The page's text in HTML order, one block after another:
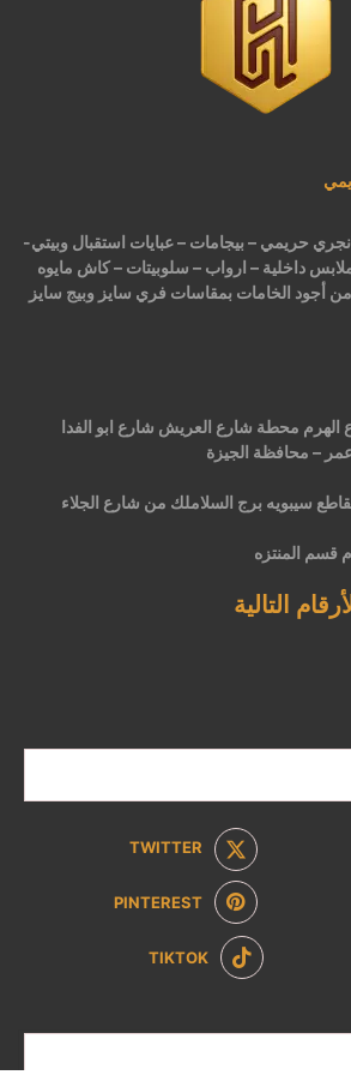
حريمي – بيجامات – عبايات استقبال وبيتي-
داخلية – ارواب – سلوبيتات – كاش مايوه
أجود الخامات بمقاسات فري سايز وبيج سايز
الهرم محطة شارع العريش شارع ابو الفدا
– محافظة الجيزة
منقذ تقاطع سيبويه برج السلاملك من شارع الجلاء
قسم المنتزه
التالية
TWITTER
PINTEREST
TIKTOK